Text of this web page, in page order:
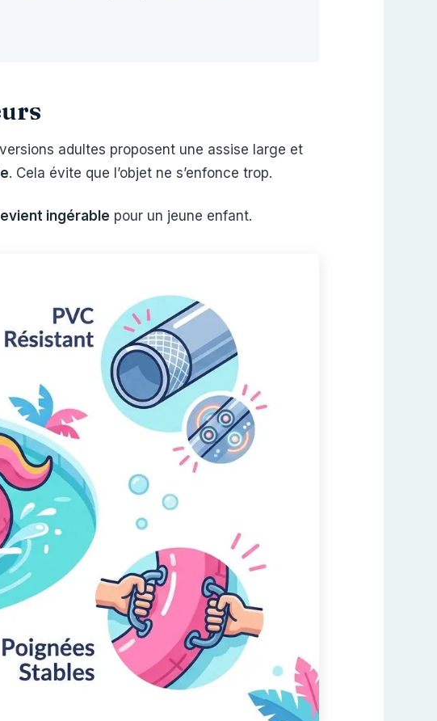
adultes proposent une assise large et
. Cela évite que l’objet ne s’enfonce trop.
ingérable pour un jeune enfant.